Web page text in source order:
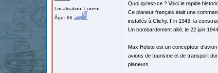
Localisation: Lorient
Âge: 66
Quoi qu'est-ce ? Voici le rapide
Ce planeur français était une
installés à Clichy. Fin 1943, la
Un bombardement allié, le 22 juin
Max Holste est un concepteur
avions de tourisme et de transport
planeurs.